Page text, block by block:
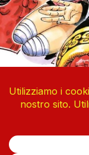
4 Agosto 2026